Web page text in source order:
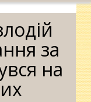
за
на